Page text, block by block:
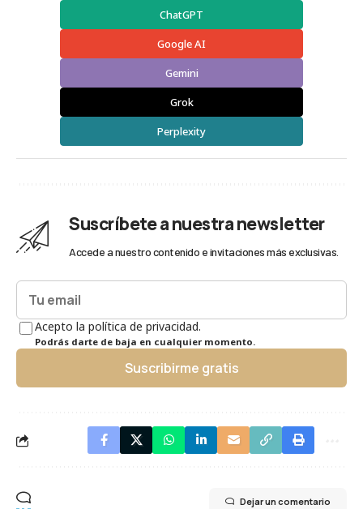
ChatGPT
Google AI
Gemini
Grok
Perplexity
Suscríbete a nuestra newsletter
Accede a nuestro contenido e invitaciones más exclusivas.
Acepto la política de privacidad.
Podrás darte de baja en cualquier momento.
Suscribirme gratis
Dejar un comentario